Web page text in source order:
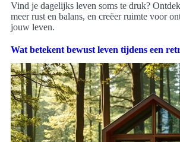
Vind je dagelijks leven soms te druk?
meer rust en balans, en creëer ruimte voor
jouw leven.
Wat betekent bewust leven tijdens een